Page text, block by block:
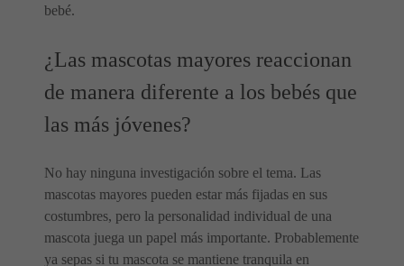
bebé.
¿Las mascotas mayores reaccionan
de manera diferente a los bebés que
las más jóvenes?
No hay ninguna investigación sobre el tema. Las
mascotas mayores pueden estar más fijadas en sus
costumbres, pero la personalidad individual de una
mascota juega un papel más importante. Probablemente
ya sepas si tu mascota se mantiene tranquila en